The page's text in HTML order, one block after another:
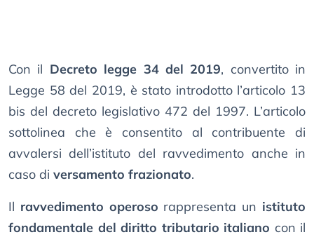
Con il Decreto legge 34 del 2019, convertito in
Legge 58 del 2019, è stato introdotto l’articolo 13
bis del decreto legislativo 472 del 1997. L’articolo
sottolinea che è consentito al contribuente di
avvalersi dell’istituto del ravvedimento anche in
caso di versamento frazionato.
Il ravvedimento operoso rappresenta un istituto
fondamentale del diritto tributario italiano con il